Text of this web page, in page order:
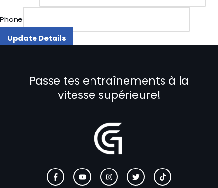
Phone
Update Details
Passe tes entraînements à la
vitesse supérieure!